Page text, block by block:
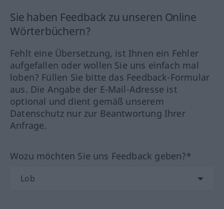
Sie haben Feedback zu unseren Online
Wörterbüchern?
Fehlt eine Übersetzung, ist Ihnen ein Fehler
aufgefallen oder wollen Sie uns einfach mal
loben? Füllen Sie bitte das Feedback-Formular
aus. Die Angabe der E-Mail-Adresse ist
optional und dient gemäß unserem
Datenschutz nur zur Beantwortung Ihrer
Anfrage.
Wozu möchten Sie uns Feedback geben?*